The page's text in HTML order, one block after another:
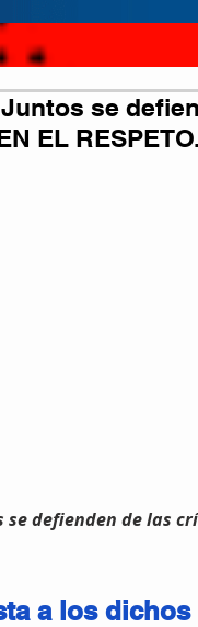
se
EL
se defienden de las
a los